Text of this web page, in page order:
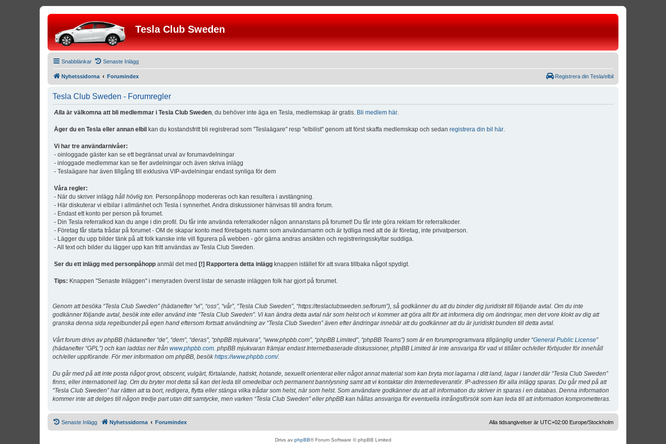
Tesla Club Sweden
Snabblänkar Senaste Inlägg
Nyhetssidorna Forumindex Registrera din Tesla/elbil
Tesla Club Sweden - Forumregler
Alla är välkomna att bli medlemmar i Tesla Club Sweden, du behöver inte äga en Tesla, medlemskap är gratis. Bli medlem här.
Äger du en Tesla eller annan elbil kan du kostandsfritt bli registrerad som "Teslaägare" resp "elbilist" genom att först skaffa medlemskap och sedan registrera din bil här.
Vi har tre användarnivåer:
- oinloggade gäster kan se ett begränsat urval av forumavdelningar
- inloggade medlemmar kan se fler avdelningar och även skriva inlägg
- Teslaägare har även tillgång till exklusiva VIP-avdelningar endast synliga för dem
Våra regler:
- När du skriver inlägg håll hövlig ton. Personpåhopp modereras och kan resultera i avstängning.
- Här diskuterar vi elbilar i allmänhet och Tesla i synnerhet. Andra diskussioner hänvisas till andra forum.
- Endast ett konto per person på forumet.
- Din Tesla referralkod kan du ange i din profil. Du får inte använda referralkoder någon annanstans på forumet! Du får inte göra reklam för referralkoder.
- Företag får starta trådar på forumet - OM de skapar konto med företagets namn som användarnamn och är tydliga med att de är företag, inte privatperson.
- Lägger du upp bilder tänk på att folk kanske inte vill figurera på webben - gör gärna andras ansikten och registreringsskyltar suddiga.
- All text och bilder du lägger upp kan fritt användas av Tesla Club Sweden.
Ser du ett inlägg med personpåhopp anmäl det med [!] Rapportera detta inlägg knappen istället för att svara tillbaka något spydigt.
Tips: Knappen "Senaste Inläggen" i menyraden överst listar de senaste inläggen folk har gjort på forumet.
Genom att besöka “Tesla Club Sweden” (hädanefter “vi”, “oss”, “vår”, “Tesla Club Sweden”, “https://teslaclubsweden.se/forum”), så godkänner du att du binder dig juridiskt till följande avtal. Om du inte
godkänner följande avtal, besök inte eller använd inte “Tesla Club Sweden”. Vi kan ändra detta avtal när som helst och vi kommer att göra allt för att informera dig om ändringar, men det vore klokt av dig att
granska denna sida regelbundet på egen hand eftersom fortsatt användning av “Tesla Club Sweden” även efter ändringar innebär att du godkänner att du är juridiskt bunden till detta avtal.
Vårt forum drivs av phpBB (hädanefter “de”, “dem”, “deras”, “phpBB mjukvara”, “www.phpbb.com”, “phpBB Limited”, “phpBB Teams”) som är en forumprogramvara tillgänglig under “General Public License”
(hädanefter “GPL”) och kan laddas ner från www.phpbb.com. phpBB mjukvaran främjar endast Internetbaserade diskussioner, phpBB Limited är inte ansvariga för vad vi tillåter och/eller förbjuder för innehåll
och/eller uppförande. För mer information om phpBB, besökhttps://www.phpbb.com/.
Du går med på att inte posta något grovt, obscent, vulgärt, förtalande, hatiskt, hotande, sexuellt orienterat eller något annat material som kan bryta mot lagarna i ditt land, lagar i landet där “Tesla Club Sweden”
finns, eller internationell lag. Om du bryter mot detta så kan det leda till omedelbar och permanent bannlysning samt att vi kontaktar din Internetleverantör. IP-adressen för alla inlägg sparas. Du går med på att
“Tesla Club Sweden” har rätten att ta bort, redigera, flytta eller stänga vilka trådar som helst, när som helst. Som användare godkänner du att all information du skriver in sparas i en databas. Denna information
kommer inte att delges till någon tredje part utan ditt samtycke, men varken “Tesla Club Sweden” eller phpBB kan hållas ansvariga för eventuella intrångsförsök som kan leda till att information komprometteras.
Senaste Inlägg Nyhetssidorna Forumindex Alla tidsangivelser är UTC+02:00 Europe/Stockholm
Drivs av phpBB® Forum Software © phpBB Limited